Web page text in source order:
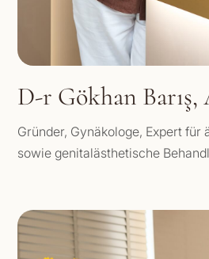
D-r Gökhan
Gründer, Gynäkologe, Expert für
sowie genitalästhetische